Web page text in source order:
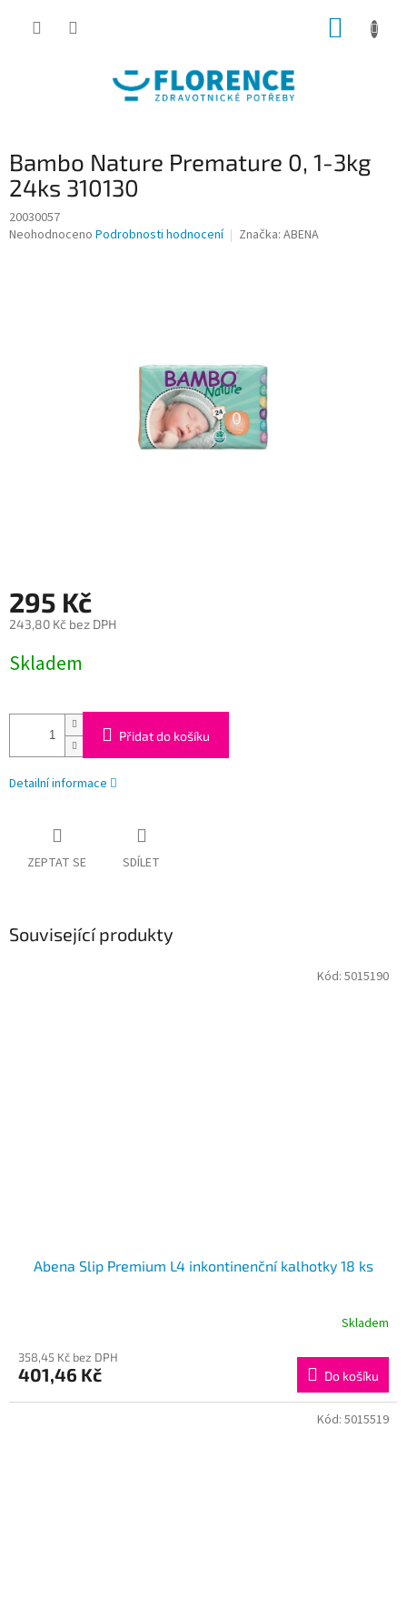
Bambo Nature Premature 0, 1-3kg
24ks 310130
20030057
Průměrné
Neohodnoceno Podrobnosti hodnocení Značka: ABENA
295 Kč
243,80 Kč bez DPH
cena:
Skladem
Přidat do košíku
Detailní informace
ZEPTAT SE SDÍLET
Související produkty
Abena Slip Premium L4 inkontinenční kalhotky 18 ks
Skladem
358,45 Kč bez DPH
401,46 Kč Do košíku
Kód: 5015190
Kód: 5015519